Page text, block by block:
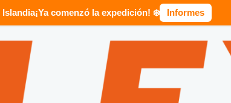
Islandia¡Ya comenzó la expedición! ❄️ Informes